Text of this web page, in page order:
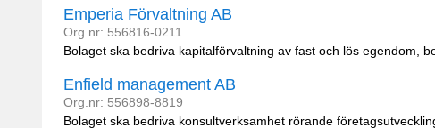
Emperia Förvaltning AB
Org.nr: 556816-0211
Bolaget ska bedriva kapitalförvaltning av fast och lös egendom,
Enfield management AB
Org.nr: 556898-8819
Bolaget ska bedriva konsultverksamhet rörande